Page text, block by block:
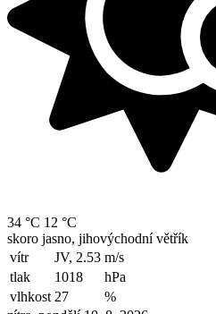
34 °C 12 °C
skoro jasno, jihovýchodní větřík
vítr
JV, 2.53 m/s
tlak
1018
hPa
vlhkost 27
%